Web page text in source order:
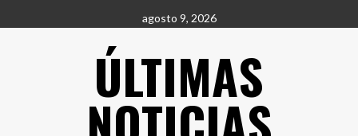
al
agosto 9, 2026
ÚLTIMAS